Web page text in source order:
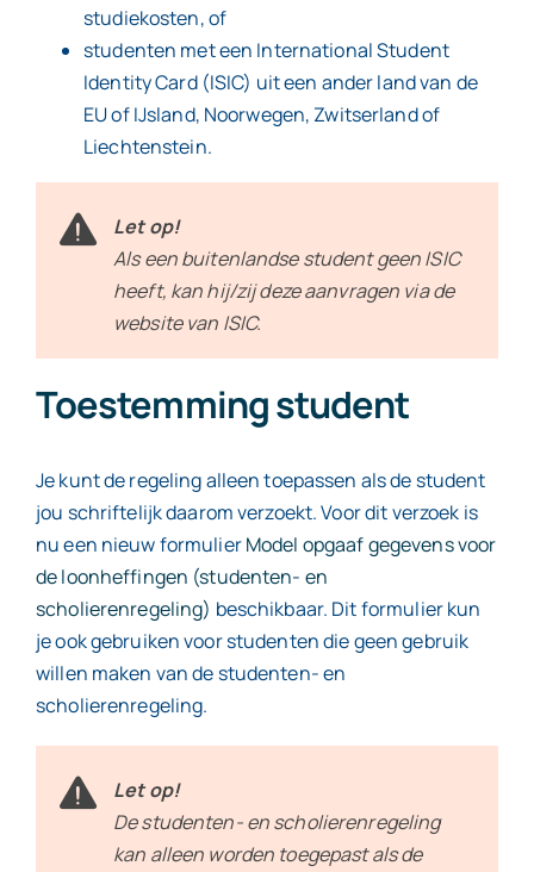
studiekosten, of
studenten met een International Student
Identity Card (ISIC) uit een ander land van de
EU of IJsland, Noorwegen, Zwitserland of
Liechtenstein.
Let op!
Als een buitenlandse student geen ISIC
heeft, kan hij/zij deze aanvragen via de
website van ISIC.
Toestemming student
Je kunt de regeling alleen toepassen als de student
jou schriftelijk daarom verzoekt. Voor dit verzoek is
nu een nieuw formulierModel opgaaf gegevens voor
de loonheffingen (studenten- en
scholierenregeling) beschikbaar. Dit formulier kun
je ook gebruiken voor studenten die geen gebruik
willen maken van de studenten- en
scholierenregeling.
Let op!
De studenten- en scholierenregeling
kan alleen worden toegepast als de